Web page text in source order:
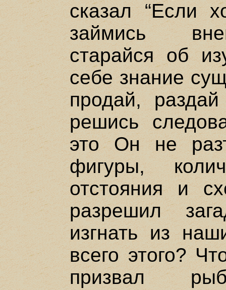
сказал “Если
займись
старайся об
себе знание
продай,
решись
это Он не
фигуры,
отстояния и
разрешил
изгнать из
всего этого?
призвал